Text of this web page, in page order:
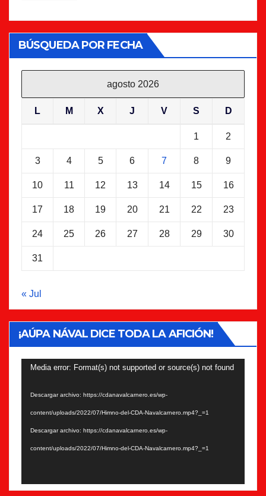
BÚSQUEDA POR FECHA
agosto 2026
L M X J V S D
1 2
3 4 5 6 7 8 9
10 11 12 13 14 15 16
17 18 19 20 21 22 23
24 25 26 27 28 29 30
31
« Jul
¡AÚPA NÁVAL DICE TODA LA AFICIÓN!
Reproductor
Media error: Format(s) not supported or source(s) not found
Descargar archivo: https://cdanavalcarnero.es/wp-
content/uploads/2022/07/Himno-del-CDA-Navalcarnero.mp4?_=1
Descargar archivo: https://cdanavalcarnero.es/wp-
content/uploads/2022/07/Himno-del-CDA-Navalcarnero.mp4?_=1